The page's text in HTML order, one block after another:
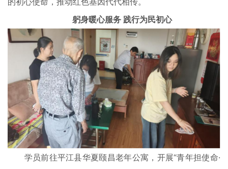
躬身暖心服务 践行为民初心
学员前往平江县华夏颐昌老年公寓，开展“青年担使命·